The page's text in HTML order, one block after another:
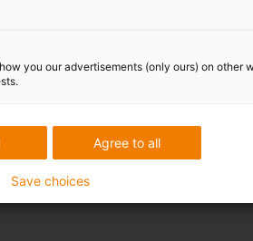
you our advertisements (only ours) on other
Agree to all
Save choices